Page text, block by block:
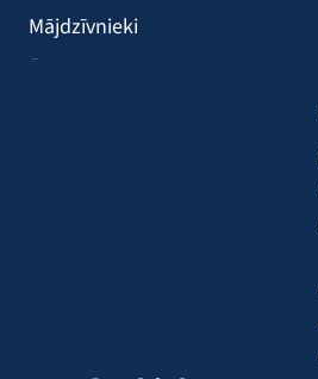
Mājdzīvnieki
Ērces